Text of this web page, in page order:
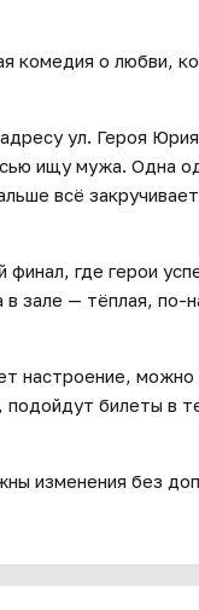
комедия о любви,
ул. Героя
ищу мужа. Одна
всё
где герои
зале — тёплая, по-
настроение,
билеты в
изменения без